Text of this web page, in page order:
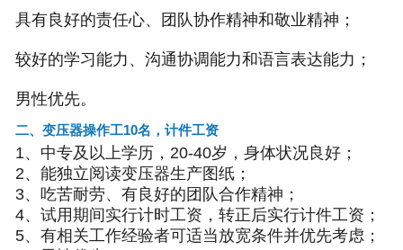
具有良好的责任心、团队协作精神和敬业精神；
较好的学习能力、沟通协调能力和语言表达能力；
男性优先。
二、变压器操作工10名，计件工资
1、中专及以上学历，20-40岁，身体状况良好；
2、能独立阅读变压器生产图纸；
3、吃苦耐劳、有良好的团队合作精神；
4、试用期间实行计时工资，转正后实行计件工资；
5、有相关工作经验者可适当放宽条件并优先考虑；